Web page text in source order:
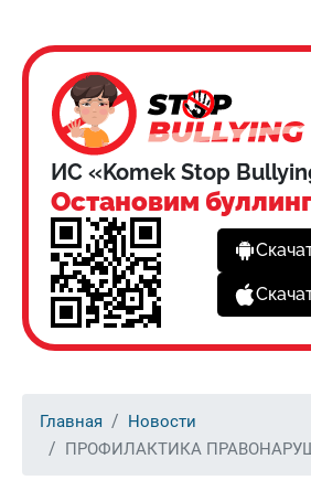
ИС «Komek Stop
Остановим
Главная
Новости
ПРОФИЛАКТИКА